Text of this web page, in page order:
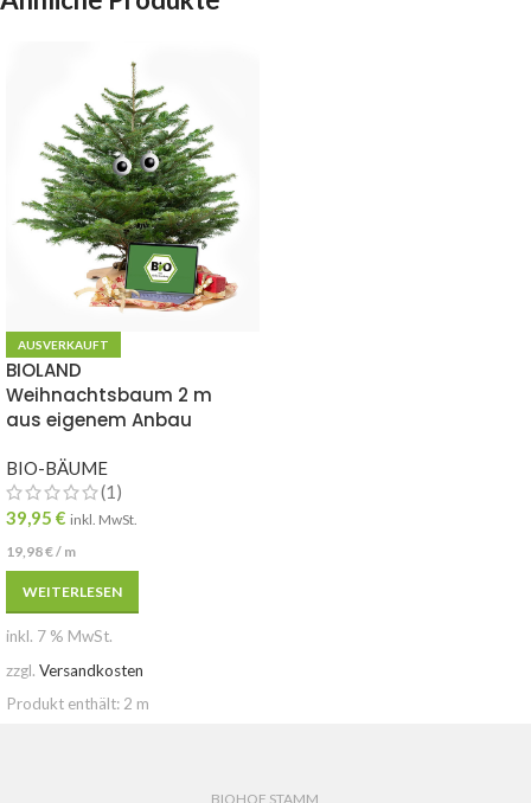
AUSVERKAUFT
BIOLAND
Weihnachtsbaum 2 m
aus eigenem Anbau
BIO-BÄUME
(1)
39,95 € inkl. MwSt.
19,98€/ m
WEITERLESEN
inkl. 7 % MwSt.
zzgl. Versandkosten
Produkt enthält: 2 m
BIOHOF STAMM